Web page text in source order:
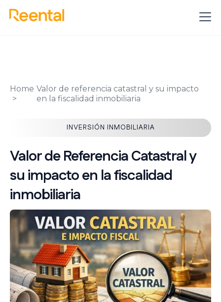
Home Valor de referencia catastral y su impacto
en la fiscalidad inmobiliaria
INVERSIÓN INMOBILIARIA
Valor de Referencia Catastral y
su impacto en la fiscalidad
inmobiliaria